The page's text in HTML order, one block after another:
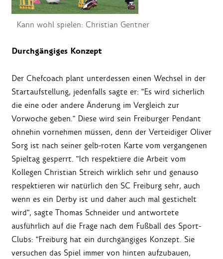
Kann wohl spielen: Christian Gentner
Durchgängiges Konzept
Der Chefcoach plant unterdessen einen Wechsel in der
Startaufstellung, jedenfalls sagte er: "Es wird sicherlich
die eine oder andere Änderung im Vergleich zur
Vorwoche geben." Diese wird sein Freiburger Pendant
ohnehin vornehmen müssen, denn der Verteidiger Oliver
Sorg ist nach seiner gelb-roten Karte vom vergangenen
Spieltag gesperrt. "Ich respektiere die Arbeit vom
Kollegen Christian Streich wirklich sehr und genauso
respektieren wir natürlich den SC Freiburg sehr, auch
wenn es ein Derby ist und daher auch mal gestichelt
wird", sagte Thomas Schneider und antwortete
ausführlich auf die Frage nach dem Fußball des Sport-
Clubs: "Freiburg hat ein durchgängiges Konzept. Sie
versuchen das Spiel immer von hinten aufzubauen,